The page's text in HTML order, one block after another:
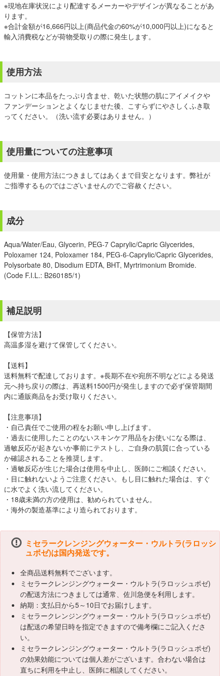
※現地在庫状況により配達するメーカーやデザインが異なることがあ
ります。
※合計金額が16,666円以上(商品代金の60%が10,000円以上)になると
輸入消費税などが荷物受取りの際に発生します。
使用方法
コットンに本品をたっぷり含ませ、乾いた状態の肌にアイメイクや
ファンデーションとよくなじませた後、こすらずにやさしくふき取
ってください。（洗い流す必要はありません。）
使用量についての注意事項
使用量・使用方法につきましてはあくまで目安となります。弊社が
ご指導するものではございませんのでご容赦ください。
成分
Aqua/Water/Eau, Glycerin, PEG-7 Caprylic/Capric Glycerides,
Poloxamer 124, Poloxamer 184, PEG-6-Caprylic/Capric Glycerides,
Polysorbate 80, Disodium EDTA, BHT, Myrtrimonium Bromide.
(Code F.I.L.: B260185/1)
補足説明
【保管方法】
高温多湿を避けて保管してください。
【送料】
送料無料で配達しております。※長期不在や宛所不明などによる発送
元へ持ち戻りの際は、再送料1500円が発生しますので必ず保管期間
内に通販商品をお受け取りください。
【注意事項】
・自己責任でご使用の程をお願い申し上げます。
・過去に使用したことのないスキンケア用品をお使いになる際は、
過敏反応が起きないか事前にテストし、ご自身の肌質に合っている
か確認されることを推奨します。
・過敏反応が生じた場合は使用を中止し、医師にご相談ください。
・目に触れないようご注意ください。もし目に触れた場合は、すぐ
に水でよく洗い流してください。
・18歳未満の方の使用は、勧められていません。
・海外の製造基準により造られております。
ミセラークレンジングウォーター・ウルトラ(ラロッシ
ュポゼ)は国内発送です。
全商品送料無料でございます。
ミセラークレンジングウォーター・ウルトラ(ラロッシュポゼ)
の配送方法につきましては通常、佐川急便を利用します。
納期：支払日から5～10日でお届けします。
ミセラークレンジングウォーター・ウルトラ(ラロッシュポゼ)
は配送の希望日時を指定できますので備考欄にご記入くださ
い。
ミセラークレンジングウォーター・ウルトラ(ラロッシュポゼ)
の効果効能については個人差がございます。合わない場合は
直ちに利用を中止し、医師に相談してください。